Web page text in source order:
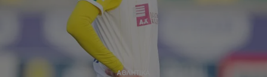
ΑΘΛΗΤΙΚΑ